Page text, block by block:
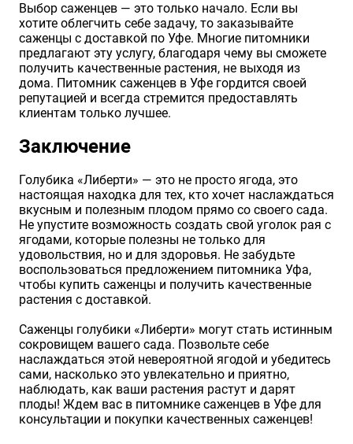
Выбор саженцев — это только начало. Если вы
хотите облегчить себе задачу, то заказывайте
саженцы с доставкой по Уфе. Многие питомники
предлагают эту услугу, благодаря чему вы сможете
получить качественные растения, не выходя из
дома. Питомник саженцев в Уфе гордится своей
репутацией и всегда стремится предоставлять
клиентам только лучшее.
Заключение
Голубика «Либерти» — это не просто ягода, это
настоящая находка для тех, кто хочет наслаждаться
вкусным и полезным плодом прямо со своего сада.
Не упустите возможность создать свой уголок рая с
ягодами, которые полезны не только для
удовольствия, но и для здоровья. Не забудьте
воспользоваться предложением питомника Уфа,
чтобы купить саженцы и получить качественные
растения с доставкой.
Саженцы голубики «Либерти» могут стать истинным
сокровищем вашего сада. Позвольте себе
наслаждаться этой невероятной ягодой и убедитесь
сами, насколько это увлекательно и приятно,
наблюдать, как ваши растения растут и дарят
плоды! Ждем вас в питомнике саженцев в Уфе для
консультации и покупки качественных саженцев!